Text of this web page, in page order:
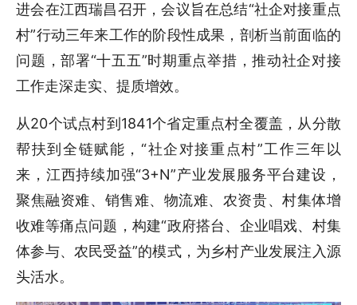
进会在江西瑞昌召开，会议旨在总结“社企对接重点
村”行动三年来工作的阶段性成果，剖析当前面临的
问题，部署“十五五”时期重点举措，推动社企对接
工作走深走实、提质增效。
从20个试点村到1841个省定重点村全覆盖，从分散
帮扶到全链赋能，“社企对接重点村”工作三年以
来，江西持续加强“3+N”产业发展服务平台建设，
聚焦融资难、销售难、物流难、农资贵、村集体增
收难等痛点问题，构建“政府搭台、企业唱戏、村集
体参与、农民受益”的模式，为乡村产业发展注入源
头活水。